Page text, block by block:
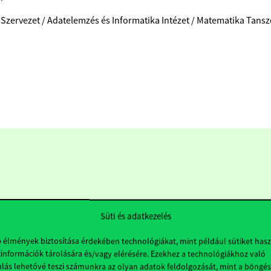
Süti és adatkezelés
élmények biztosítása érdekében technológiákat, mint például sütiket
tárolására és/vagy elérésére. Ezekhez a technológiákhoz való
lehetővé teszi számunkra az olyan adatok feldolgozását, mint a
/ Adatelemzés és Informatika Intézet / Matematika
Hasznos linkek